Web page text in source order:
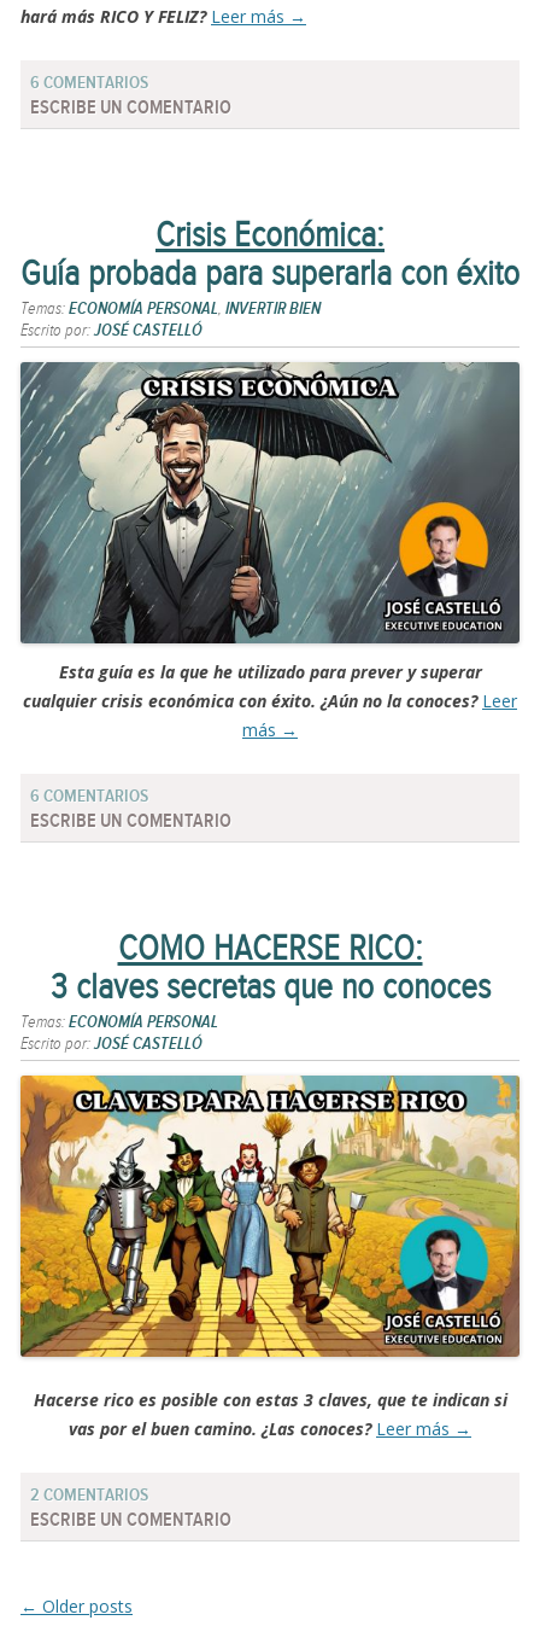
hará más RICO Y FELIZ? Leer más →
6 COMENTARIOS
ESCRIBE UN COMENTARIO
Crisis Económica:
Guía probada para superarla con éxito
Temas:ECONOMÍA PERSONAL, INVERTIR BIEN
Escrito por:JOSÉ CASTELLÓ
Esta guía es la que he utilizado para prever y superar
cualquier crisis económica con éxito. ¿Aún no la conoces? Leer
más →
6 COMENTARIOS
ESCRIBE UN COMENTARIO
COMO HACERSE RICO:
3 claves secretas que no conoces
Temas:ECONOMÍA PERSONAL
Escrito por:JOSÉ CASTELLÓ
Hacerse rico es posible con estas 3 claves, que te indican si
vas por el buen camino. ¿Las conoces? Leer más →
2 COMENTARIOS
ESCRIBE UN COMENTARIO
Post navigation
← Older posts